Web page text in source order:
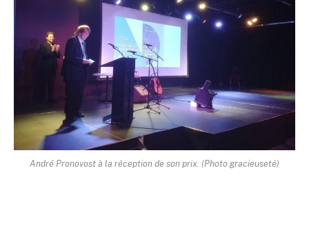
André Pronovost à la réception de son prix. (Photo gracieuseté)